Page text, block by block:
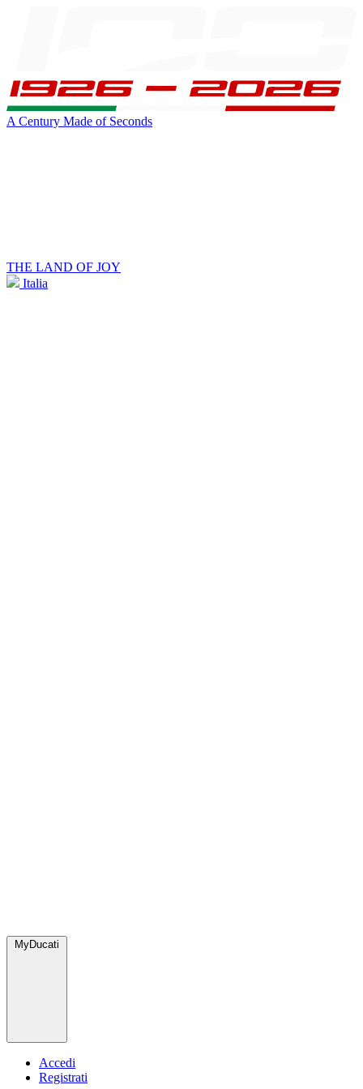
A Century Made of Seconds
THE LAND OF JOY
Italia
MyDucati
Accedi
Registrati